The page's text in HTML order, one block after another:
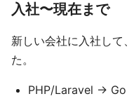
入社〜現在まで
新しい会社に入社して
た。
PHP/Laravel → Go